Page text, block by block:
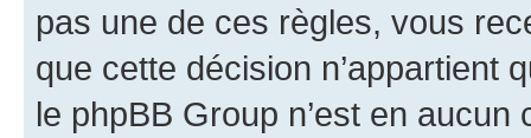
pas une de ces règles, vous
que cette décision n’appartient
le phpBB Group n’est en